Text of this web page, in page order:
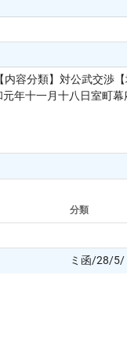
容分類】対公武交渉
年十一月十八日室町
分類
ミ函/28/5/